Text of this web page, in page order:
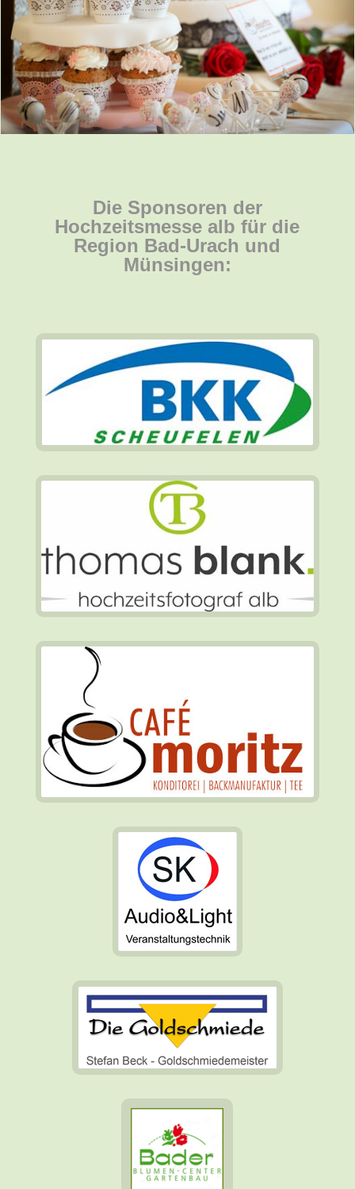
Die Sponsoren der
Hochzeitsmesse alb für die
Region Bad-Urach und
Münsingen: